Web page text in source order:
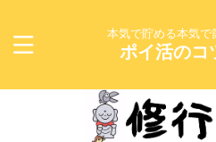
本気で貯める本気で
ポイ活のコ